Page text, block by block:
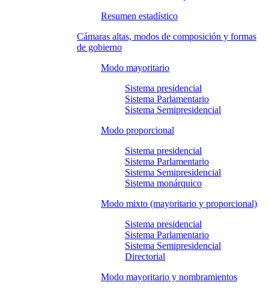
Resumen estadístico
Cámaras altas, modos de composición y formas
de gobierno
Modo mayoritario
Sistema presidencial
Sistema Parlamentario
Sistema Semipresidencial
Modo proporcional
Sistema presidencial
Sistema Parlamentario
Sistema Semipresidencial
Sistema monárquico
Modo mixto (mayoritario y proporcional)
Sistema presidencial
Sistema Parlamentario
Sistema Semipresidencial
Directorial
Modo mayoritario y nombramientos